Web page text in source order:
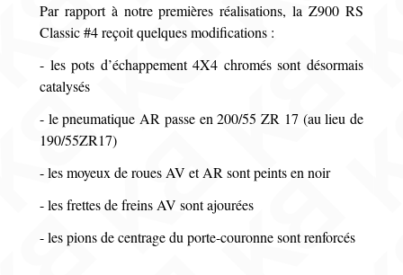
Par rapport à notre premières réalisations, la Z900 RS
Classic #4 reçoit quelques modifications :
- les pots d’échappement 4X4 chromés sont désormais
catalysés
- le pneumatique AR passe en 200/55 ZR 17 (au lieu de
190/55ZR17)
- les moyeux de roues AV et AR sont peints en noir
- les frettes de freins AV sont ajourées
- les pions de centrage du porte-couronne sont renforcés